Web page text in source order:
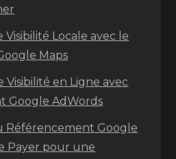
Visibilité Locale avec le
Maps
Visibilité en Ligne avec
Google AdWords
Référencement Google
Payer pour une